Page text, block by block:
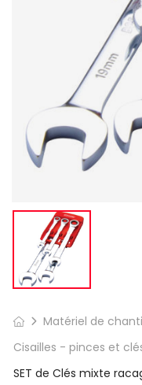
Matériel de
Cisailles - pinces et
SET de Clés mixte